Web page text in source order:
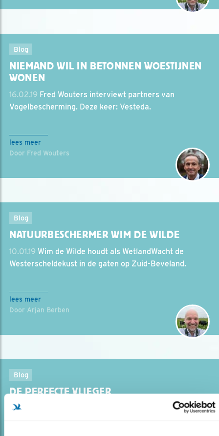
Blog
NIEMAND WIL IN BETONNEN WOESTIJNEN
WONEN
16.02.19 Fred Wouters interviewt partners van
Vogelbescherming. Deze keer: Vesteda.
lees meer
Door Fred Wouters
Blog
NATUURBESCHERMER WIM DE WILDE
10.01.19 Wim de Wilde houdt als WetlandWacht de
Westerscheldekust in de gaten op Zuid-Beveland.
lees meer
Door Arjan Berben
Blog
DE PERFECTE VLIEGER
27.04.18
Jaarlijks keren ze rond Koningsdag terug in